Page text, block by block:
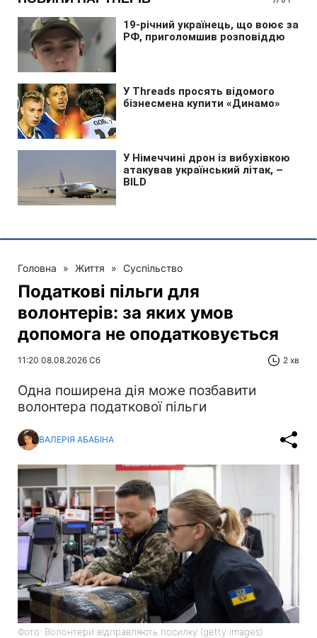
Головна » Життя » Суспільство
Податкові пільги для
волонтерів: за яких умов
допомога не оподатковується
11:20 08.08.2026 Сб 2 хв
Одна поширена дія може позбавити
волонтера податкової пільги
ВАЛЕРІЯ АБАБІНА
Фото: Волонтери відправляють посилку (getty images)